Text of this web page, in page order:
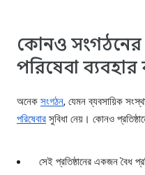
কোনও সংগঠনের
পরিষেবা ব্যবহার
অনেক সংগঠন, যেমন ব্যবসায়িক
পরিষেবার সুবিধা নেয়। কোনও
সেই প্রতিষ্ঠানের একজন বৈধ